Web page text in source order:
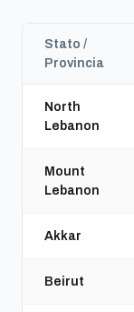
Stato /
Provincia
North
Lebanon
Mount
Lebanon
Akkar
Beirut